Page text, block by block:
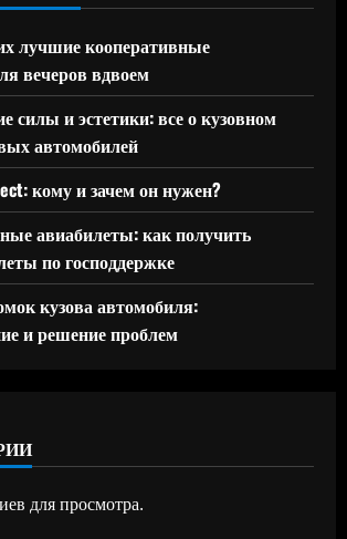
лучшие кооперативные
вечеров вдвоем
силы и эстетики: все о кузовном
автомобилей
кому и зачем он нужен?
авиабилеты: как получить
по господдержке
кузова автомобиля:
и решение проблем
для просмотра.